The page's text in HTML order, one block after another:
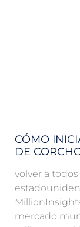
CÓMO
DE
volver a
mercado